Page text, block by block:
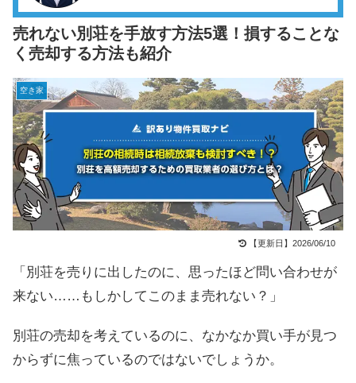
売れない別荘を手放す方法5選！損することな
く売却する方法も紹介
空き家
【更新日】2026/06/10
「別荘を売りに出したのに、思ったほど問い合わせが
来ない……もしかしてこのまま売れない？」
別荘の売却を考えているのに、なかなか買い手が見つ
からずに焦っているのではないでしょうか。